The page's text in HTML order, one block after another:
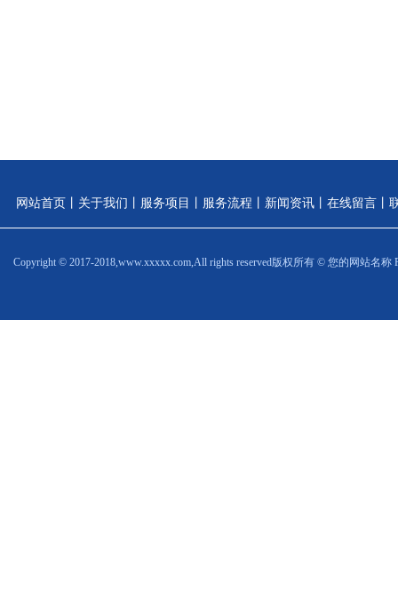
网站首页 关于我们 服务项目 服务流程 新闻资讯 在线留言
Copyright © 2017-2018,www.xxxxx.com,All rights reserved版权所有 © 您的网站名称